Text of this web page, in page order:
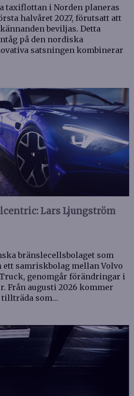
taxiflottan i Norden planeras
halvåret 2027, förutsatt att
beviljas. Detta
på den nordiska
satsningen kombinerar
Lars Ljungström
bränslecellsbolaget som
ett samriskbolag mellan Volvo
genomgår förändringar i
Från augusti 2026 kommer
tillträda som…